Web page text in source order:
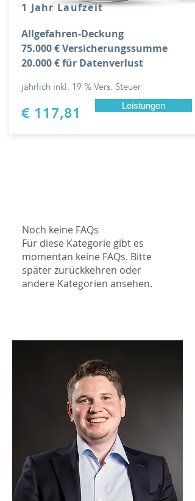
1 Jahr Laufzeit
Allgefahren-Deckung
75.000 € Versicherungssumme
20.000 € für Datenverlust
jährlich inkl. 19 % Vers. Steuer
€ 117,81 Leistungen
Noch keine FAQs
Für diese Kategorie gibt es
momentan keine FAQs. Bitte
später zurückkehren oder
andere Kategorien ansehen.